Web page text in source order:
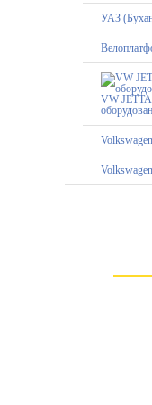
УАЗ
VW